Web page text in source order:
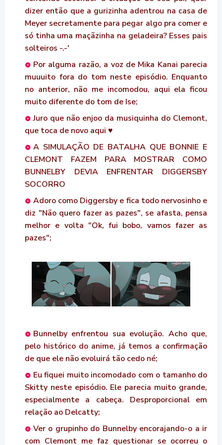
dizer então que a gurizinha adentrou na casa de
Meyer secretamente para pegar algo pra comer e
só tinha uma maçãzinha na geladeira? Esses pais
solteiros -.-'
Por alguma razão, a voz de Mika Kanai parecia
muuuito fora do tom neste episódio. Enquanto
no anterior, não me incomodou, aqui ela ficou
muito diferente do tom de Ise;
Juro que não enjoo da musiquinha do Clemont,
que toca de novo aqui ♥
A SIMULAÇÃO DE BATALHA QUE BONNIE E
CLEMONT FAZEM PARA MOSTRAR COMO
BUNNELBY DEVIA ENFRENTAR DIGGERSBY
SOCORRO
Adoro como Diggersby e fica todo nervosinho e
diz "Não quero fazer as pazes", se afasta, pensa
melhor e volta "Ok, fui bobo, vamos fazer as
pazes";
Bunnelby enfrentou sua evolução. Acho que,
pelo histórico do anime, já temos a confirmação
de que ele não evoluirá tão cedo né;
Eu fiquei muito incomodado com o tamanho do
Skitty neste episódio. Ele parecia muito grande,
especialmente a cabeça. Desproporcional em
relação ao Delcatty;
Ver o grupinho do Bunnelby encorajando-o a ir
com Clemont me faz questionar se ocorreu o